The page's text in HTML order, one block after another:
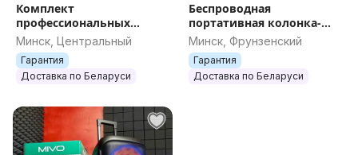
Комплект
профессиональных
беспроводных
микрофонов для вокала
караоке +приёмник ISA
WM-702 аналог JBL
Минск, Центральный
Гарантия
Доставка по Беларуси
Беспроводная
портативная колонка-
караоке Bluetooth MIVO
MD-1510 с экраном и
микрофонами PMPO 200
Вт
Минск, Фрунзенский
Гарантия
Доставка по Беларуси